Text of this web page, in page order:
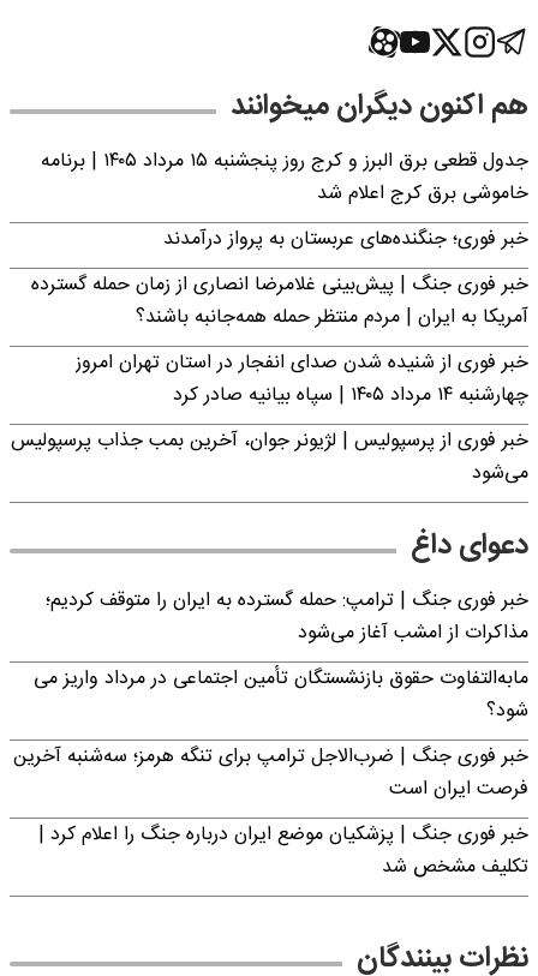
هم اکنون دیگران میخوانند
جدول قطعی برق البرز و کرج روز پنجشنبه ۱۵ مرداد ۱۴۰۵ | برنامه
خاموشی برق کرج اعلام شد
خبر فوری؛ جنگنده‌های عربستان به پرواز درآمدند
خبر فوری جنگ | پیش‌بینی غلامرضا انصاری از زمان حمله گسترده
آمریکا به ایران | مردم منتظر حمله همه‌جانبه باشند؟
خبر فوری از شنیده شدن صدای انفجار در استان تهران امروز
چهارشنبه ۱۴ مرداد ۱۴۰۵ | سپاه بیانیه صادر کرد
خبر فوری از پرسپولیس | لژیونر جوان، آخرین بمب جذاب پرسپولیس
می‌شود
دعوای داغ
خبر فوری جنگ | ترامپ: حمله گسترده به ایران را متوقف کردیم؛
مذاکرات از امشب آغاز می‌شود
مابه‌التفاوت حقوق بازنشستگان تأمین اجتماعی در مرداد واریز می
شود؟
خبر فوری جنگ | ضرب‌الاجل ترامپ برای تنگه هرمز؛ سه‌شنبه آخرین
فرصت ایران است
خبر فوری جنگ | پزشکیان موضع ایران درباره جنگ را اعلام کرد |
تکلیف مشخص شد
نظرات بینندگان